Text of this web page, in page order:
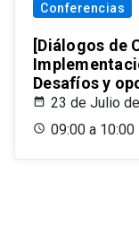
Conferencias
[Diálogos de
Desafíos y
23 de Julio
09:00 a 10:00